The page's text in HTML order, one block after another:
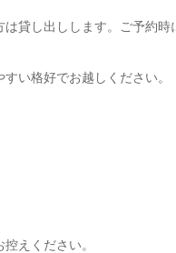
は貸し出しします。ご予約時
い格好でお越しください。
えください。